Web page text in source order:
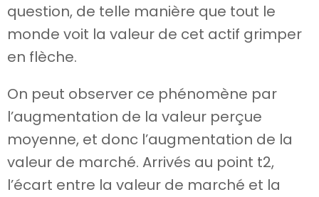
question, de telle manière que tout le
monde voit la valeur de cet actif grimper
en flèche.
On peut observer ce phénomène par
l’augmentation de la valeur perçue
moyenne, et donc l’augmentation de la
valeur de marché. Arrivés au point t2,
l’écart entre la valeur de marché et la